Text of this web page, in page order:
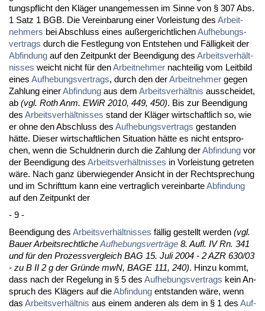
tungs­pflicht den Kläger un­an­ge­mes­sen im Sin­ne von § 307 Abs.
1 Satz 1 BGB. Die Ver­ein­ba­rung ei­ner Vor­leis­tung des Ar­beit­
neh­mers bei Ab­schluss ei­nes außer­ge­richt­li­chenAuf­he­bungs­
ver­trags durch die Fest­le­gung von Ent­ste­hen und Fällig­keit der
Ab­fin­dung auf den Zeit­punkt der Be­en­di­gung des Ar­beits­verhält­
nis­ses weicht nicht für denAr­beit­neh­mer nach­tei­lig vom Leit­bild
ei­nes Auf­he­bungs­ver­trags, durch den derAr­beit­neh­mer ge­gen
Zah­lung ei­nerAb­fin­dung aus dem Ar­beits­verhält­nis aus­schei­det,
ab (vgl. Roth Anm. EWiR 2010, 449, 450). Bis zur Be­en­di­gung
des Ar­beits­verhält­nis­ses stand der Kläger wirt­schaft­lich so, wie
er oh­ne den Ab­schluss des Auf­he­bungs­ver­trags ge­stan­den
hätte. Die­ser wirt­schaft­li­chen Si­tua­ti­on hätte es nicht ent­spro­
chen, wenn die Schuld­ne­rin durch die Zah­lung derAb­fin­dung vor
der Be­en­di­gung des Ar­beits­verhält­nis­ses in Vor­leis­tung ge­tre­ten
wäre. Nach ganz über­wie­gen­der An­sicht in der Recht­spre­chung
und im Schrift­tum kann ei­ne ver­trag­lich ver­ein­bar­teAb­fin­dung
auf den Zeit­punkt der
- 9 -
Be­en­di­gung des Ar­beits­verhält­nis­ses fällig ge­stellt wer­den (vgl.
Bau­er Ar­beits­recht­li­cheAuf­he­bungs­verträge 8. Aufl. IV Rn. 341
und für den Pro­zess­ver­gleich BAG 15. Ju­li 2004 - 2 AZR 630/03
- zu B II 2 g der Gründe mwN, BA­GE 111, 240). Hin­zu kommt,
dass nach der Re­ge­lung in § 5 des Auf­he­bungs­ver­trags kein An­
spruch des Klägers auf dieAb­fin­dung ent­stan­den wäre, wenn
das Ar­beits­verhält­nis aus ei­nem an­de­ren als dem in § 1 des Auf­